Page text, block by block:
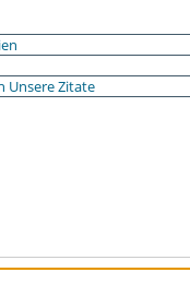
Unsere Zitate